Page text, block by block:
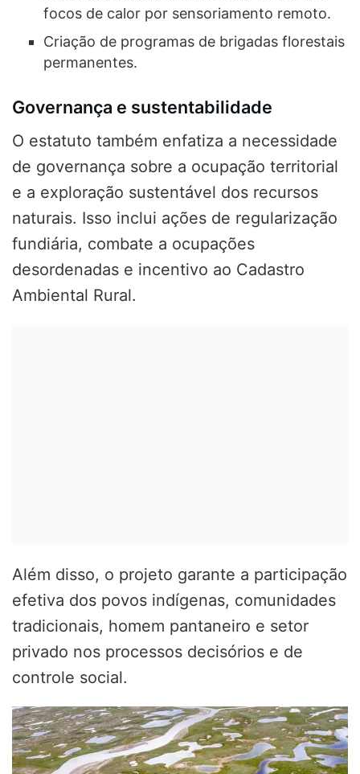
focos de calor por sensoriamento remoto.
Criação de programas de brigadas florestais
permanentes.
Governança e sustentabilidade
O estatuto também enfatiza a necessidade
de governança sobre a ocupação territorial
e a exploração sustentável dos recursos
naturais. Isso inclui ações de regularização
fundiária, combate a ocupações
desordenadas e incentivo ao Cadastro
Ambiental Rural.
Além disso, o projeto garante a participação
efetiva dos povos indígenas, comunidades
tradicionais, homem pantaneiro e setor
privado nos processos decisórios e de
controle social.